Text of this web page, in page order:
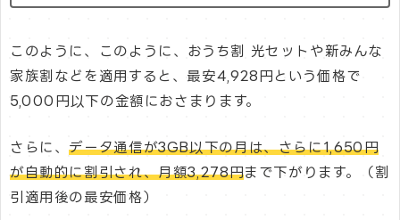
このように、このように、おうち割 光セットや新みんな
家族割などを適用すると、最安4,928円という価格で
5,000円以下の金額におさまります。
さらに、データ通信が3GB以下の月は、さらに1,650円
が自動的に割引され、月額3,278円まで下がります。（割
引適用後の最安価格）